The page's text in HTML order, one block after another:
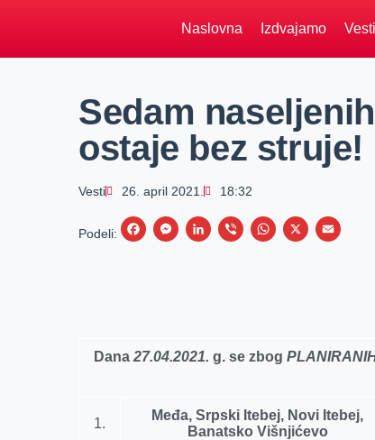
Naslovna Izdvajamo Vesti
Sedam
ostaje bez struje!
Vesti 26. april 2021. 18:32
Podeli:
F
o
M
n
L
d
V
W
A
X
Dana27.04.2021.g. se zbog
1.
Međa, Srpski Itebej, Novi Itebej,
Banatsko Višnjićevo